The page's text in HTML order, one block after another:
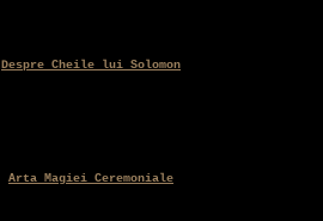
Despre Cheile lui Solomon
Arta Magiei Ceremoniale